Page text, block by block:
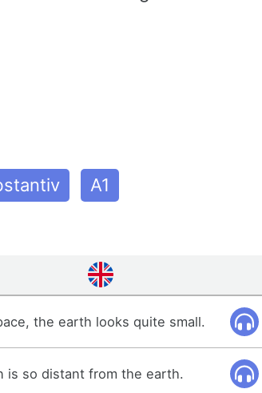
A1
the earth looks quite small.
is so distant from the earth.